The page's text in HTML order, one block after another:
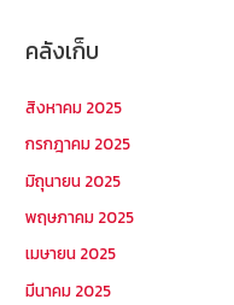
คลังเก็บ
สิงหาคม 2025
กรกฎาคม 2025
มิถุนายน 2025
พฤษภาคม 2025
เมษายน 2025
มีนาคม 2025